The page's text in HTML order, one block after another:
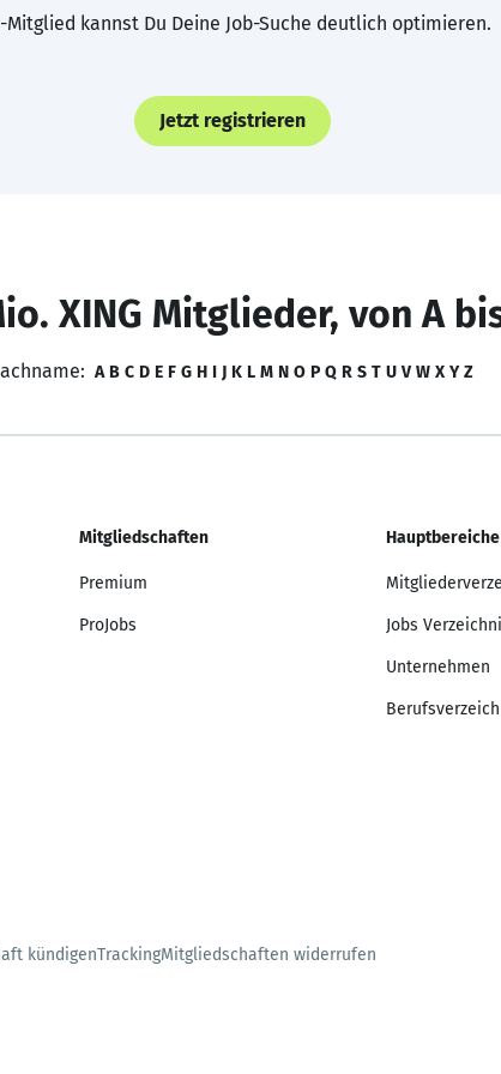
Mitglied kannst Du Deine Job-Suche deutlich optimieren.
Jetzt registrieren
XING Mitglieder, von A
A B C D E F G H I J K L M N O P Q R S T U V W X Y Z
Mitgliedschaften
Premium
ProJobs
Hauptbereiche
Jobs
Unternehmen
kündigenTrackingMitgliedschaften widerrufen